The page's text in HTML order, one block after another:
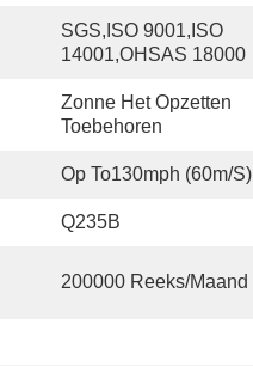
SGS,ISO 9001,ISO
14001,OHSAS 18000
Zonne Het Opzetten
Toebehoren
Op To130mph (60m/s)
Q235B
200000 Reeks/maand